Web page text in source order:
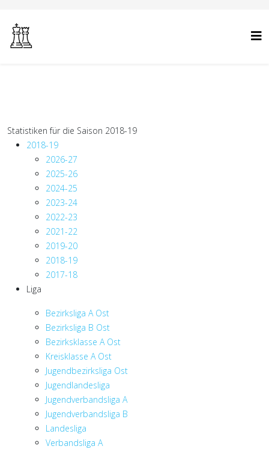
Statistiken für die Saison 2018-19
2018-19
2026-27
2025-26
2024-25
2023-24
2022-23
2021-22
2019-20
2018-19
2017-18
Liga
Bezirksliga A Ost
Bezirksliga B Ost
Bezirksklasse A Ost
Kreisklasse A Ost
Jugendbezirksliga Ost
Jugendlandesliga
Jugendverbandsliga A
Jugendverbandsliga B
Landesliga
Verbandsliga A